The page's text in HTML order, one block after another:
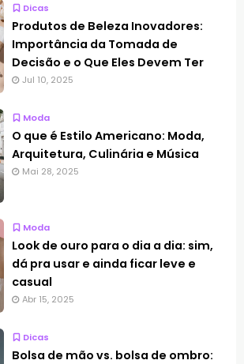
Dicas
Produtos de Beleza Inovadores:
Importância da Tomada de
Decisão e o Que Eles Devem Ter
Jul 10, 2025
Moda
O que é Estilo Americano: Moda,
Arquitetura, Culinária e Música
Mai 28, 2025
Moda
Look de ouro para o dia a dia: sim,
dá pra usar e ainda ficar leve e
casual
Abr 15, 2025
Dicas
Bolsa de mão vs. bolsa de ombro: